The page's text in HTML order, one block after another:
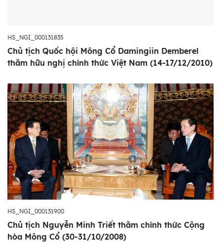
HS_NGI_000131835
Chủ tịch Quốc hội Mông Cổ Damingiin Demberel
thăm hữu nghị chính thức Việt Nam (14-17/12/2010)
HS_NGI_000131900
Chủ tịch Nguyễn Minh Triết thăm chính thức Cộng
hòa Mông Cổ (30-31/10/2008)